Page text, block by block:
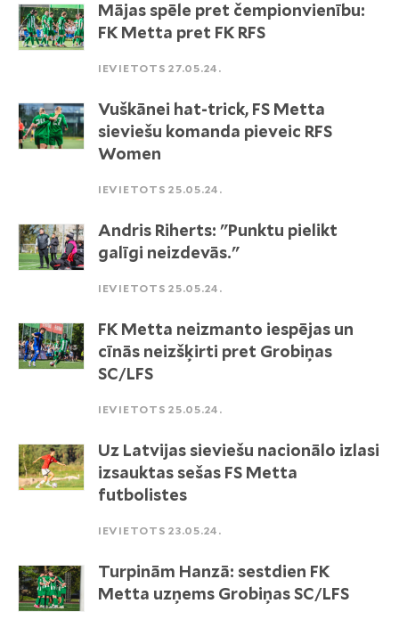
Mājas spēle pret čempionvienību:
FK Metta pret FK RFS
IEVIETOTS 27.05.24.
Vuškānei hat-trick, FS Metta
sieviešu komanda pieveic RFS
Women
IEVIETOTS 25.05.24.
Andris Riherts: "Punktu pielikt
galīgi neizdevās."
IEVIETOTS 25.05.24.
FK Metta neizmanto iespējas un
cīnās neizšķirti pret Grobiņas
SC/LFS
IEVIETOTS 25.05.24.
Uz Latvijas sieviešu nacionālo izlasi
izsauktas sešas FS Metta
futbolistes
IEVIETOTS 23.05.24.
Turpinām Hanzā: sestdien FK
Metta uzņems Grobiņas SC/LFS